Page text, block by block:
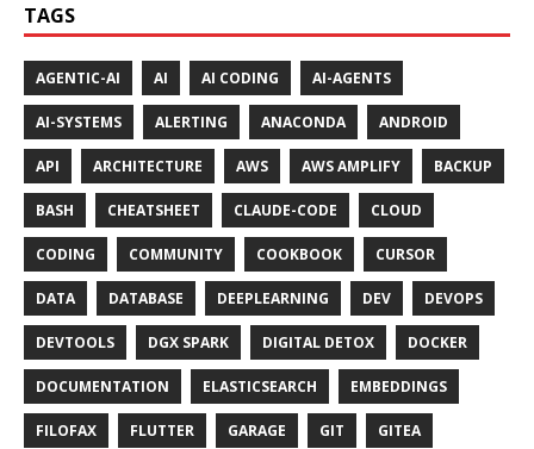
TAGS
AGENTIC-AI AI AI CODING AI-AGENTS
AI-SYSTEMS ALERTING ANACONDA ANDROID
API ARCHITECTURE AWS AWS AMPLIFY BACKUP
BASH CHEATSHEET CLAUDE-CODE CLOUD
CODING COMMUNITY COOKBOOK CURSOR
DATA DATABASE DEEPLEARNING DEV DEVOPS
DEVTOOLS DGX SPARK DIGITAL DETOX DOCKER
DOCUMENTATION ELASTICSEARCH EMBEDDINGS
FILOFAX FLUTTER GARAGE GIT GITEA